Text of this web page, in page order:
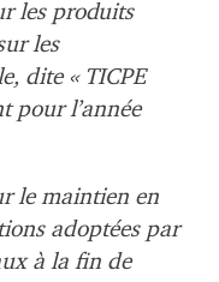
les produits
les
dite « TICPE
pour l’année
le maintien en
adoptées par
à la fin de